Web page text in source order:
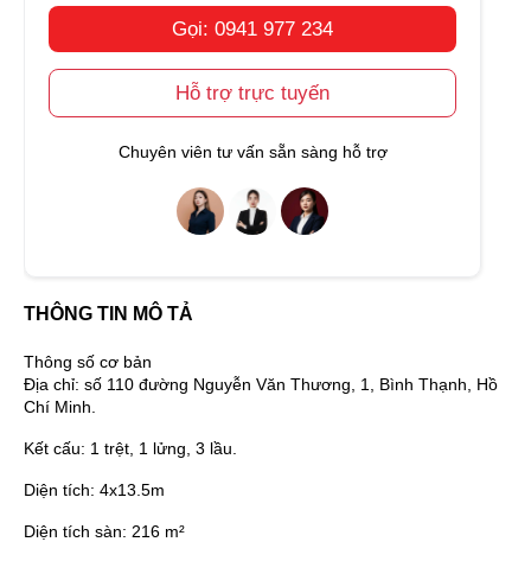
Gọi: 0941 977 234
Hỗ trợ trực tuyến
Chuyên viên tư vấn sẵn sàng hỗ trợ
THÔNG TIN MÔ TẢ
Thông số cơ bản
Địa chỉ: số 110 đường Nguyễn Văn Thương, 1, Bình Thạnh, Hồ
Chí Minh.
Kết cấu: 1 trệt, 1 lửng, 3 lầu.
Diện tích: 4x13.5m
Diện tích sàn: 216 m²